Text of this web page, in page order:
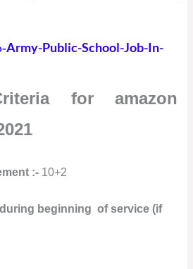
Army-Public-School-Job-In-
for amazon
:- 10+2
beginning of service (if